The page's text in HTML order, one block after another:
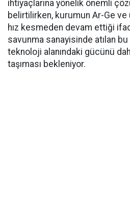
ihtiyaçlarına yönelik önemli
belirtilirken, kurumun Ar-Ge ve
hız kesmeden devam ettiği
savunma sanayisinde atılan bu
teknoloji alanındaki gücünü
taşıması bekleniyor.